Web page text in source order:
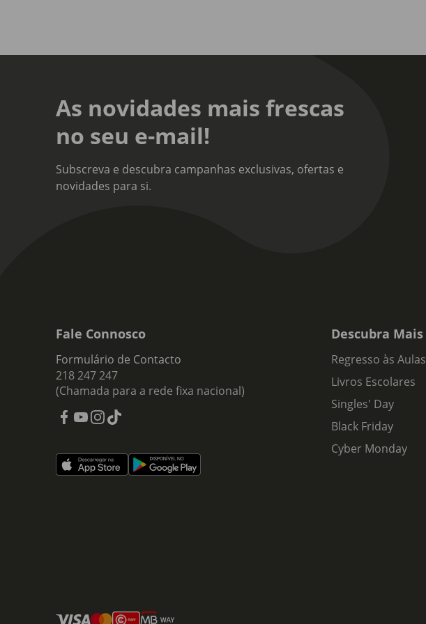
As novidades mais frescas
no seu e-mail!
Subscreva e descubra campanhas exclusivas, ofertas e
novidades para si.
Fale Connosco
Formulário de Contacto
218 247 247
(Chamada para a rede fixa nacional)
Descubra Mais
Regresso às Aulas
Livros Escolares
Singles' Day
Black Friday
Cyber Monday